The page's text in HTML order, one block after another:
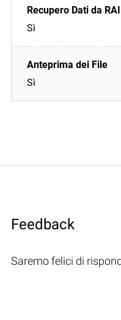
Sì
Sì
Feedback
Saremo felici di